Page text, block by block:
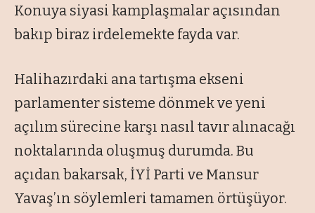
Konuya siyasi kamplaşmalar açısından
bakıp biraz irdelemekte fayda var.
Halihazırdaki ana tartışma ekseni
parlamenter sisteme dönmek ve yeni
açılım sürecine karşı nasıl tavır alınacağı
noktalarında oluşmuş durumda. Bu
açıdan bakarsak, İYİ Parti ve Mansur
Yavaş’ın söylemleri tamamen örtüşüyor.